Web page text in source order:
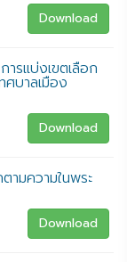
Download
รแบ่งเขตเลือก
ศบาลเมือง
Download
มความในพระ
Download